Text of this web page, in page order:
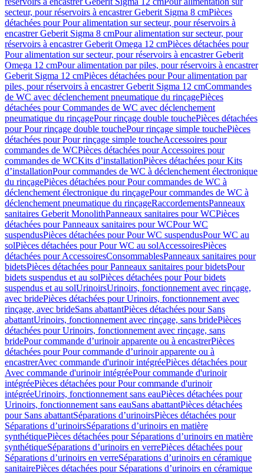
secteur, pour réservoirs à encastrer Geberit Sigma 8 cmPièces
détachées pour Pour alimentation sur secteur, pour réservoirs à
encastrer Geberit Sigma 8 cmPour alimentation sur secteur, pour
réservoirs à encastrer Geberit Omega 12 cmPièces détachées pour
Pour alimentation sur secteur, pour réservoirs à encastrer Geberit
Omega 12 cmPour alimentation par piles, pour réservoirs à encastrer
Geberit Sigma 12 cmPièces détachées pour Pour alimentation par
piles, pour réservoirs à encastrer Geberit Sigma 12 cmCommandes
de WC avec déclenchement pneumatique du rinçagePièces
détachées pour Commandes de WC avec déclenchement
pneumatique du rinçagePour rinçage double touchePièces détachées
pour Pour rinçage double touchePour rinçage simple touchePièces
détachées pour Pour rinçage simple toucheAccessoires pour
commandes de WCPièces détachées pour Accessoires pour
commandes de WCKits d’installationPièces détachées pour Kits
d’installationPour commandes de WC à déclenchement électronique
du rinçagePièces détachées pour Pour commandes de WC à
déclenchement électronique du rinçagePour commandes de WC à
déclenchement pneumatique du rinçageRaccordementsPanneaux
sanitaires Geberit MonolithPanneaux sanitaires pour WCPièces
détachées pour Panneaux sanitaires pour WCPour WC
suspendusPièces détachées pour Pour WC suspendusPour WC au
solPièces détachées pour Pour WC au solAccessoiresPièces
détachées pour AccessoiresConsommablesPanneaux sanitaires pour
bidetsPièces détachées pour Panneaux sanitaires pour bidetsPour
bidets suspendus et au solPièces détachées pour Pour bidets
suspendus et au solUrinoirsUrinoirs, fonctionnement avec rinçage,
avec bridePièces détachées pour Urinoirs, fonctionnement avec
rinçage, avec brideSans abattantPièces détachées pour Sans
abattantUrinoirs, fonctionnement avec rinçage, sans bridePièces
détachées pour Urinoirs, fonctionnement avec rinçage, sans
bridePour commande d’urinoir apparente ou à encastrerPièces
détachées pour Pour commande d’urinoir apparente ou à
encastrerAvec commande d'urinoir intégréePièces détachées pour
Avec commande d'urinoir intégréePour commande d'urinoir
intégréePièces détachées pour Pour commande d'urinoir
intégréeUrinoirs, fonctionnement sans eauPièces détachées pour
Urinoirs, fonctionnement sans eauSans abattantPièces détachées
pour Sans abattantSéparations d’urinoirsPièces détachées pour
Séparations d’urinoirsSéparations d’urinoirs en matière
synthétiquePièces détachées pour Séparations d’urinoirs en matière
synthétiqueSéparations d’urinoirs en verrePièces détachées pour
Séparations d’urinoirs en verreSéparations d’urinoirs en céramique
sanitairePièces détachées pour Séparations d’urinoirs en céramique